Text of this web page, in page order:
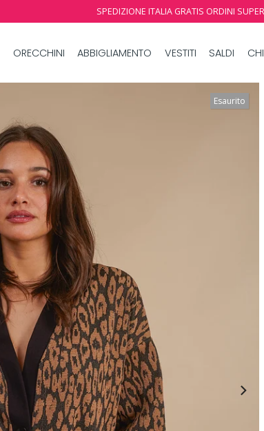
SPEDIZIONE ITALIA GRATIS ORDINI
ORECCHINI ABBIGLIAMENTO VESTITI SALDI
Esaurito